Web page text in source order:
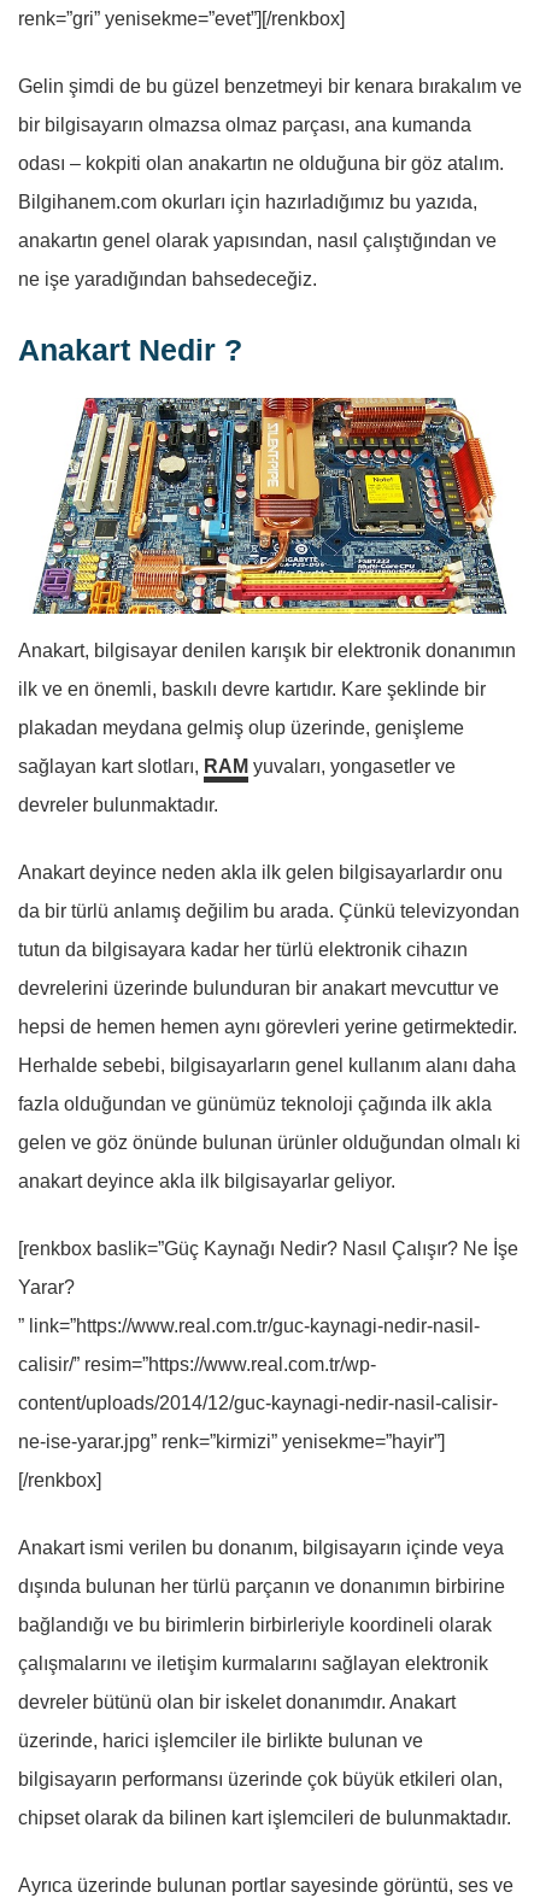
renk=”gri” yenisekme=”evet”][/renkbox]
Gelin şimdi de bu güzel benzetmeyi bir kenara bırakalım ve
bir bilgisayarın olmazsa olmaz parçası, ana kumanda
odası – kokpiti olan anakartın ne olduğuna bir göz atalım.
Bilgihanem.com okurları için hazırladığımız bu yazıda,
anakartın genel olarak yapısından, nasıl çalıştığından ve
ne işe yaradığından bahsedeceğiz.
Anakart Nedir ?
Anakart, bilgisayar denilen karışık bir elektronik donanımın
ilk ve en önemli, baskılı devre kartıdır. Kare şeklinde bir
plakadan meydana gelmiş olup üzerinde, genişleme
sağlayan kart slotları, RAM yuvaları, yongasetler ve
devreler bulunmaktadır.
Anakart deyince neden akla ilk gelen bilgisayarlardır onu
da bir türlü anlamış değilim bu arada. Çünkü televizyondan
tutun da bilgisayara kadar her türlü elektronik cihazın
devrelerini üzerinde bulunduran bir anakart mevcuttur ve
hepsi de hemen hemen aynı görevleri yerine getirmektedir.
Herhalde sebebi, bilgisayarların genel kullanım alanı daha
fazla olduğundan ve günümüz teknoloji çağında ilk akla
gelen ve göz önünde bulunan ürünler olduğundan olmalı ki
anakart deyince akla ilk bilgisayarlar geliyor.
[renkbox baslik=”Güç Kaynağı Nedir? Nasıl Çalışır? Ne İşe
Yarar?
” link=”https://www.real.com.tr/guc-kaynagi-nedir-nasil-
calisir/” resim=”https://www.real.com.tr/wp-
content/uploads/2014/12/guc-kaynagi-nedir-nasil-calisir-
ne-ise-yarar.jpg” renk=”kirmizi” yenisekme=”hayir”]
[/renkbox]
Anakart ismi verilen bu donanım, bilgisayarın içinde veya
dışında bulunan her türlü parçanın ve donanımın birbirine
bağlandığı ve bu birimlerin birbirleriyle koordineli olarak
çalışmalarını ve iletişim kurmalarını sağlayan elektronik
devreler bütünü olan bir iskelet donanımdır. Anakart
üzerinde, harici işlemciler ile birlikte bulunan ve
bilgisayarın performansı üzerinde çok büyük etkileri olan,
chipset olarak da bilinen kart işlemcileri de bulunmaktadır.
Ayrıca üzerinde bulunan portlar sayesinde görüntü, ses ve